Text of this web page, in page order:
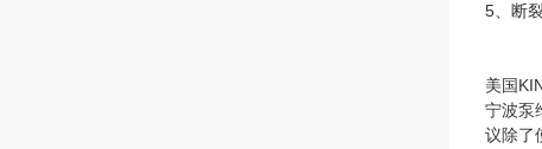
5、断
美国
宁波泵
议除了